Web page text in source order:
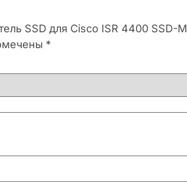
SSD для Cisco ISR 4400 SSD-
*